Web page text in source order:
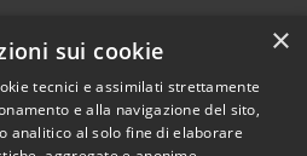
×
sui cookie
tecnici e assimilati strettamente
e alla navigazione del sito,
analitico al solo fine di elaborare